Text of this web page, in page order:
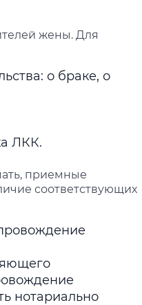
жены. Для
о браке, о
ЛКК.
приемные
соответствующих
нотариально